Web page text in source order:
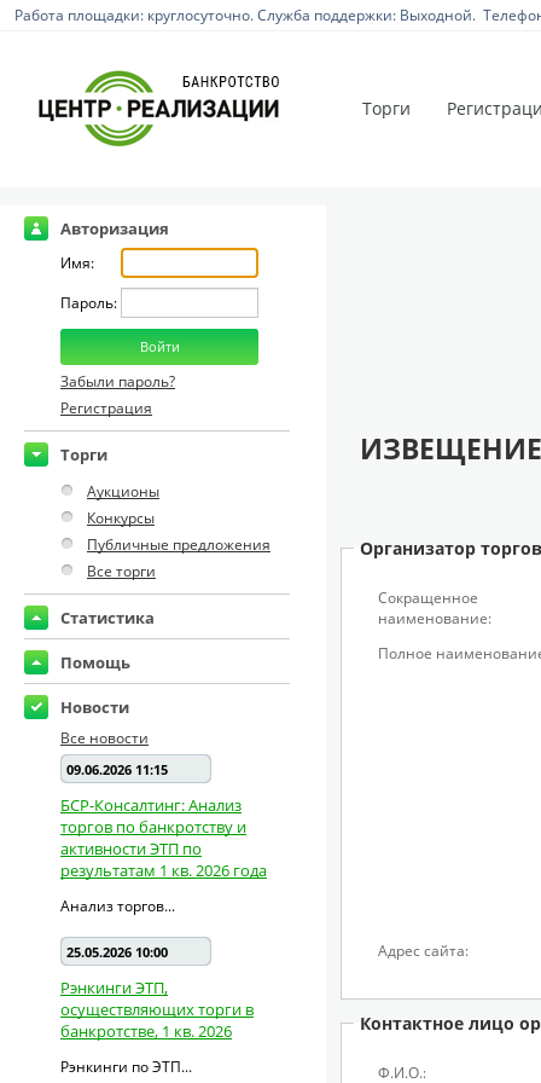
Работа площадки: круглосуточно. Служба поддержки: Выходной.
Торги
Авторизация
Имя:
Пароль:
Забыли пароль?
Регистрация
Торги
Аукционы
Конкурсы
Публичные предложения
Все торги
Статистика
Помощь
Новости
Все новости
09.06.2026 11:15
БСР-Консалтинг: Анализ
торгов по банкротству и
активности ЭТП по
результатам 1 кв. 2026 года
Анализ торгов...
25.05.2026 10:00
Рэнкинги ЭТП,
осуществляющих торги в
банкротстве, 1 кв. 2026
Рэнкинги по ЭТП...
Организатор торгов
Сокращенное
наименование:
Полное
Адрес сайта:
Контактное лицо
Ф.И.О.: